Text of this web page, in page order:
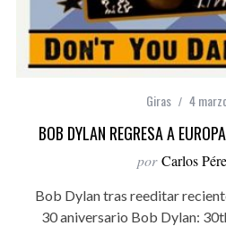
Giras 4
BOB DYLAN REGRESA A
por Carlos
Bob Dylan tras reeditar
30 aniversario Bob Dylan: